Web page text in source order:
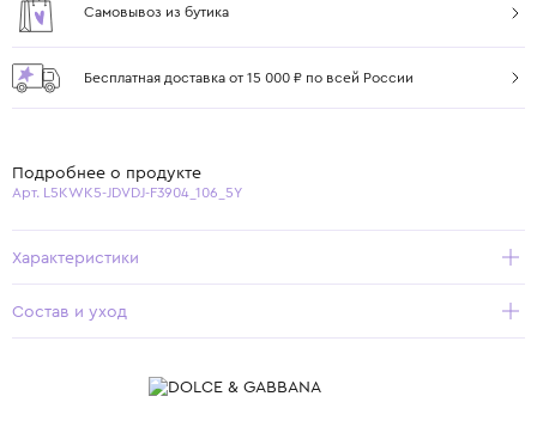
Самовывоз из бутика
Бесплатная доставка от 15 000 ₽ по всей России
Подробнее о продукте
Арт. L5KWK5-JDVDJ-F3904_106_5Y
Характеристики
Состав и уход